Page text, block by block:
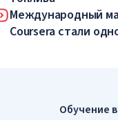
Международный
Coursera стали
Обучение